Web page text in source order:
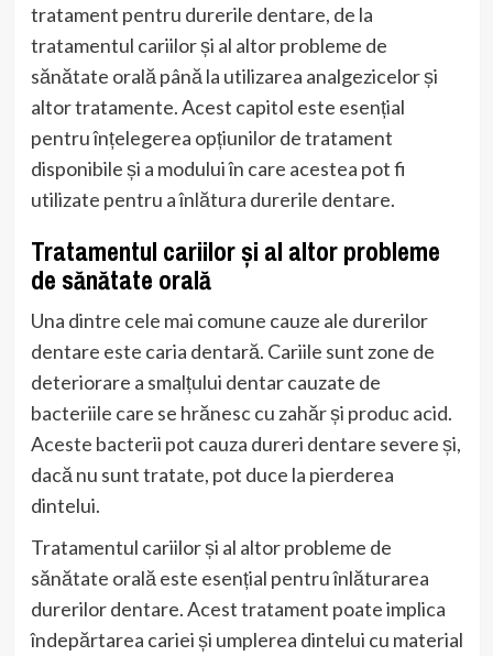
tratament pentru durerile dentare, de la
tratamentul cariilor și al altor probleme de
sănătate orală până la utilizarea analgezicelor și
altor tratamente. Acest capitol este esențial
pentru înțelegerea opțiunilor de tratament
disponibile și a modului în care acestea pot fi
utilizate pentru a înlătura durerile dentare.
Tratamentul cariilor și al altor probleme
de sănătate orală
Una dintre cele mai comune cauze ale durerilor
dentare este caria dentară. Cariile sunt zone de
deteriorare a smalțului dentar cauzate de
bacteriile care se hrănesc cu zahăr și produc acid.
Aceste bacterii pot cauza dureri dentare severe și,
dacă nu sunt tratate, pot duce la pierderea
dintelui.
Tratamentul cariilor și al altor probleme de
sănătate orală este esențial pentru înlăturarea
durerilor dentare. Acest tratament poate implica
îndepărtarea cariei și umplerea dintelui cu material